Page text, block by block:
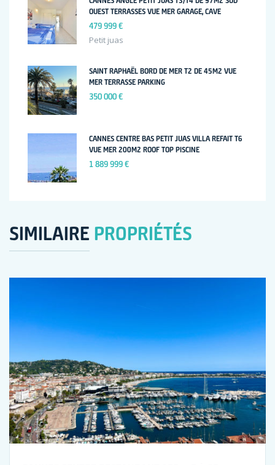
OUEST TERRASSES VUE MER GARAGE, CAVE
479 999 €
Petit juas
SAINT RAPHAËL BORD DE MER T2 DE 45M2 VUE
MER TERRASSE PARKING
350 000 €
CANNES CENTRE BAS PETIT JUAS VILLA REFAIT T6
VUE MER 200M2 ROOF TOP PISCINE
1 889 999 €
SIMILAIRE PROPRIÉTÉS